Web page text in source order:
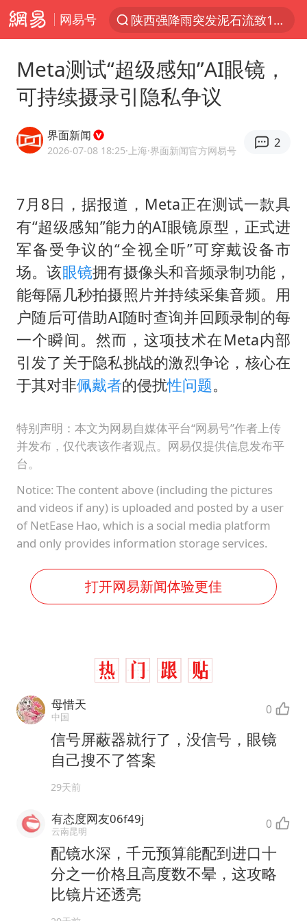
网易号
陕西强降雨突发泥石流致1死2失联
长城H10正式上市
印度暴发金迪普拉病毒
美国退回1000亿美元关税
24小时不关空调 电费反而更低？
“事业单位招聘不是人情买卖”
涨价1元的冰红茶 两年少赚了15亿
小伙靠AI减肥 45天瘦40斤进了ICU
李亚鹏向地铁吐血女孩捐99999元
新华社权威快报|我国编制完成新版全月地质图
银行午休1.5小时 留个窗口行不行
Meta测试“超级感知”AI眼镜，
可持续摄录引隐私争议
界面新闻
2026-07-08 18:25·上海·界面新闻官方网易号
2
7月8日，据报道，Meta正在测试一款具
有“超级感知”能力的AI眼镜原型，正式进
军备受争议的“全视全听”可穿戴设备市
场。该眼镜拥有摄像头和音频录制功能，
能每隔几秒拍摄照片并持续采集音频。用
户随后可借助AI随时查询并回顾录制的每
一个瞬间。然而，这项技术在Meta内部
引发了关于隐私挑战的激烈争论，核心在
于其对非佩戴者的侵扰性问题。
特别声明：本文为网易自媒体平台“网易号”作者上传
并发布，仅代表该作者观点。网易仅提供信息发布平
台。
Notice: The content above (including the pictures
and videos if any) is uploaded and posted by a user
of NetEase Hao, which is a social media platform
and only provides information storage services.
打开网易新闻体验更佳
母惜天
中国 0
信号屏蔽器就行了，没信号，眼镜
自己搜不了答案
29天前
有态度网友06f49j
云南昆明 0
配镜水深，千元预算能配到进口十
分之一价格且高度数不晕，这攻略
比镜片还透亮